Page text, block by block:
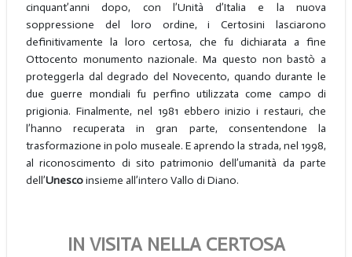
cinquant’anni dopo, con l’Unità d’Italia e la nuova
soppressione del loro ordine, i Certosini lasciarono
definitivamente la loro certosa, che fu dichiarata a fine
Ottocento monumento nazionale. Ma questo non bastò a
proteggerla dal degrado del Novecento, quando durante le
due guerre mondiali fu perfino utilizzata come campo di
prigionia. Finalmente, nel 1981 ebbero inizio i restauri, che
l’hanno recuperata in gran parte, consentendone la
trasformazione in polo museale. E aprendo la strada, nel 1998,
al riconoscimento di sito patrimonio dell’umanità da parte
dell’Unescoinsieme all’intero Vallo di Diano.
IN VISITA NELLA CERTOSA